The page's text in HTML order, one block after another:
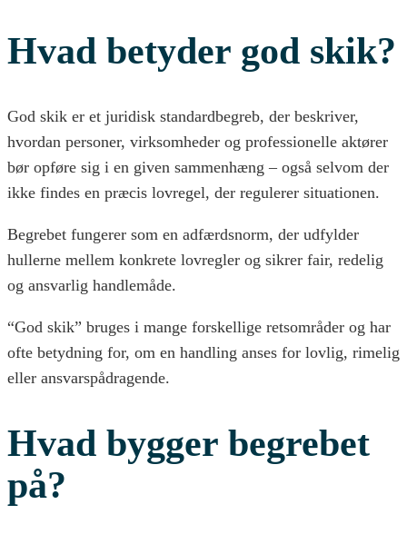
Hvad betyder god skik?
God skik er et juridisk standardbegreb, der beskriver,
hvordan personer, virksomheder og professionelle aktører
bør opføre sig i en given sammenhæng – også selvom der
ikke findes en præcis lovregel, der regulerer situationen.
Begrebet fungerer som en adfærdsnorm, der udfylder
hullerne mellem konkrete lovregler og sikrer fair, redelig
og ansvarlig handlemåde.
“God skik” bruges i mange forskellige retsområder og har
ofte betydning for, om en handling anses for lovlig, rimelig
eller ansvarspådragende.
Hvad bygger begrebet
på?